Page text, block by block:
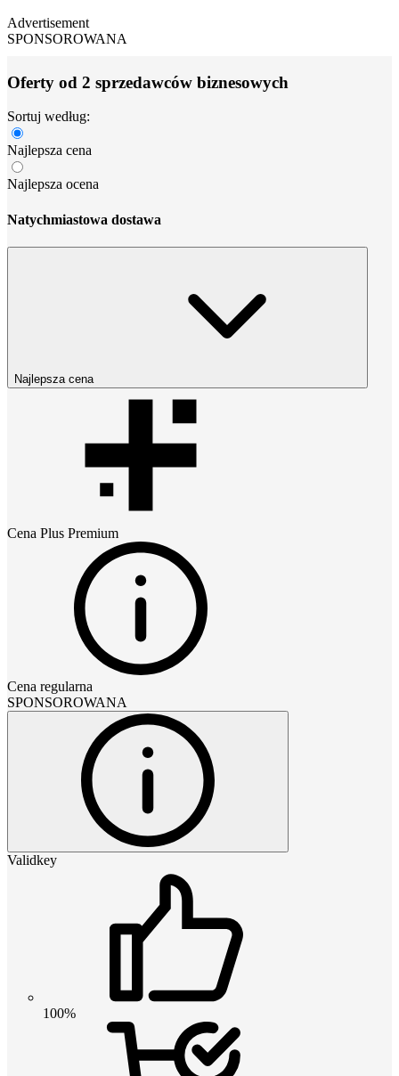
Advertisement
SPONSOROWANA
Oferty od 2 sprzedawców biznesowych
Sortuj według:
Najlepsza cena
Najlepsza ocena
Natychmiastowa dostawa
Najlepsza cena
Cena Plus Premium
Cena regularna
SPONSOROWANA
Validkey
100%